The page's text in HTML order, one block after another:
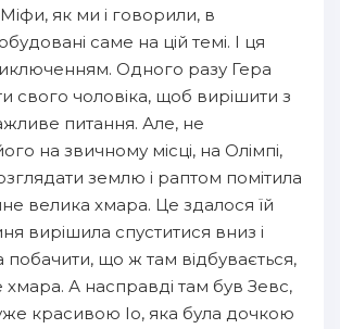
як ми і говорили, в
саме на цій темі. І ця
Одного разу Гера
свого чоловіка, щоб вирішити з
питання. Але, не
на звичному місці, на Олімпі,
землю і раптом помітила
велика хмара. Це здалося їй
вирішила спуститися вниз і
побачити, що ж там відбувається,
хмара. А насправді там був Зевс,
красивою Іо, яка була дочкою